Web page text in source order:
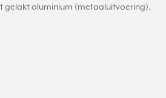
gelakt aluminium (metaaluitvoering).